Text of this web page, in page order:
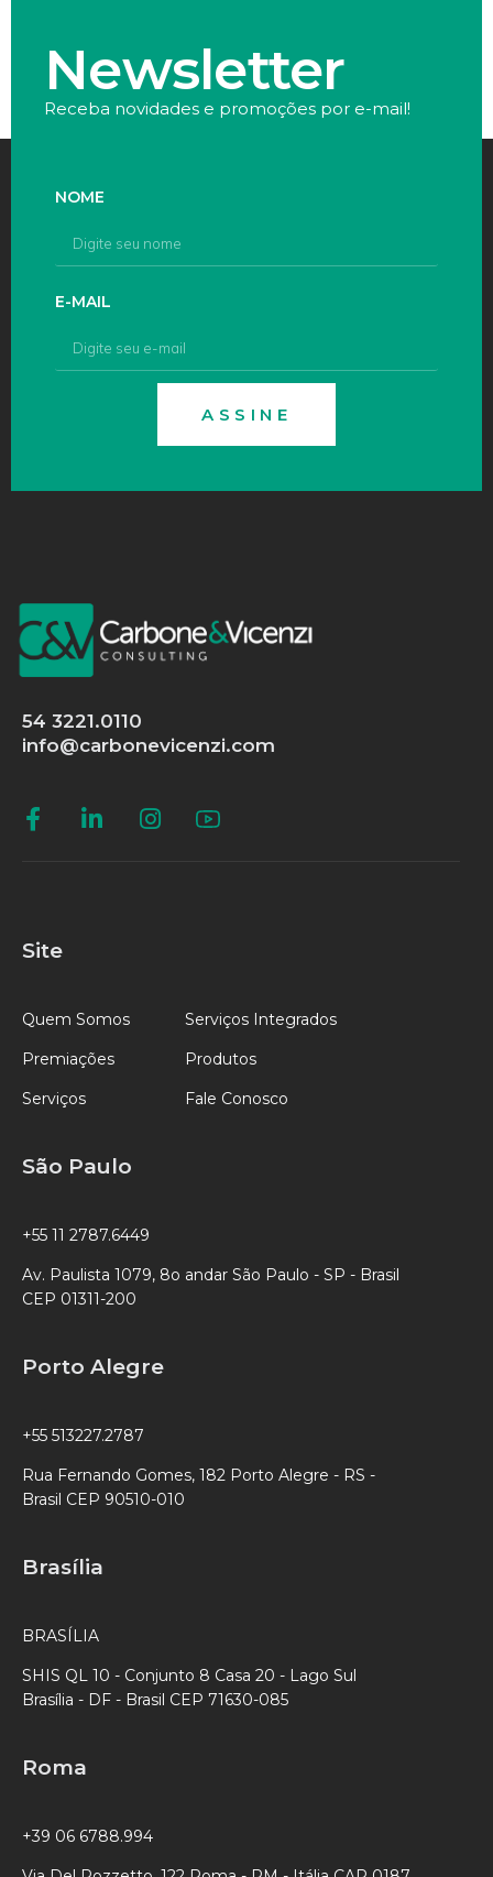
Newsletter
Receba novidades e promoções por e-mail!
NOME
E-MAIL
ASSINE
54 3221.0110
info@carbonevicenzi.com
Site
Quem Somos
Premiações
Serviços
Serviços Integrados
Produtos
Fale Conosco
São Paulo
+55 11 2787.6449
Av. Paulista 1079, 8o andar São Paulo - SP - Brasil
CEP 01311-200
Porto Alegre
+55 513227.2787
Rua Fernando Gomes, 182 Porto Alegre - RS -
Brasil CEP 90510-010
Brasília
BRASÍLIA
SHIS QL 10 - Conjunto 8 Casa 20 - Lago Sul
Brasília - DF - Brasil CEP 71630-085
Roma
+39 06 6788.994